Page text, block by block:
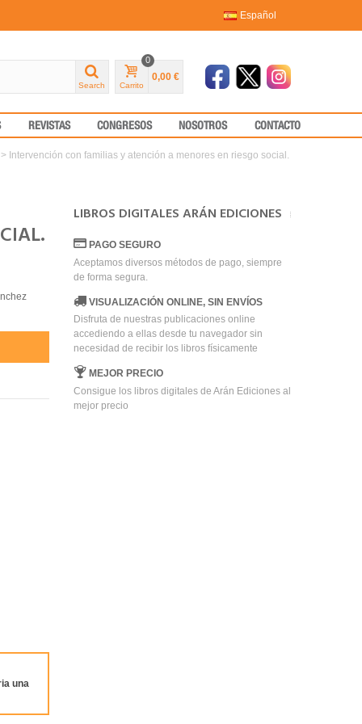
Español
Search Carrito
0
0,00 €
REVISTAS CONGRESOS NOSOTROS CONTACTO
> Intervención con familias y atención a menores en riesgo social.
una
LIBROS DIGITALES ARÁN EDICIONES
PAGO SEGURO
Aceptamos diversos métodos de pago, siempre
de forma segura.
VISUALIZACIÓN ONLINE, SIN ENVÍOS
Disfruta de nuestras publicaciones online
accediendo a ellas desde tu navegador sin
necesidad de recibir los libros físicamente
MEJOR PRECIO
Consigue los libros digitales de Arán Ediciones al
mejor precio